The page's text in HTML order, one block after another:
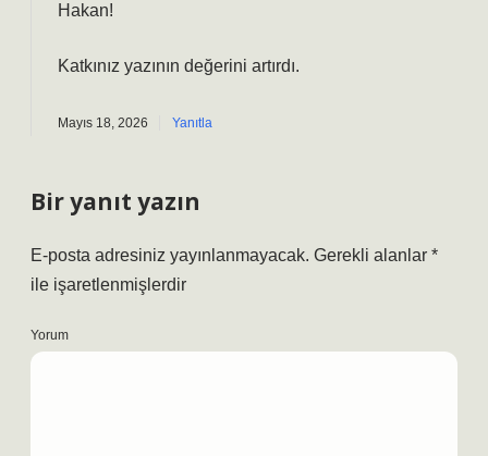
Hakan!
Katkınız yazının değerini artırdı.
Mayıs 18, 2026 Yanıtla
Bir yanıt yazın
E-posta adresiniz yayınlanmayacak. Gerekli alanlar *
ile işaretlenmişlerdir
Yorum